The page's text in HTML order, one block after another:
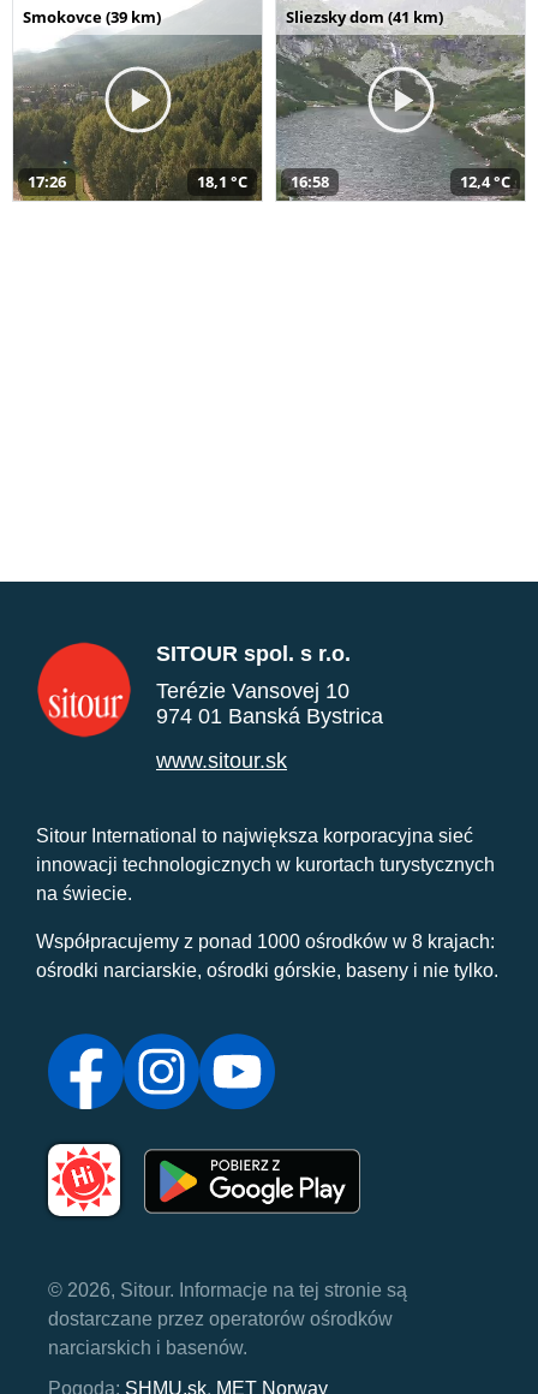
Smokovce (39 km)
17:26 18,1 °C
Sliezsky dom (41 km)
16:58 12,4 °C
SITOUR spol. s r.o.
Terézie Vansovej 10
974 01 Banská Bystrica
www.sitour.sk
Sitour International to największa korporacyjna sieć
innowacji technologicznych w kurortach turystycznych
na świecie.
Współpracujemy z ponad 1000 ośrodków w 8 krajach:
ośrodki narciarskie, ośrodki górskie, baseny i nie tylko.
© 2026, Sitour. Informacje na tej stronie są
dostarczane przez operatorów ośrodków
narciarskich i basenów.
Pogoda: SHMU.sk, MET Norway